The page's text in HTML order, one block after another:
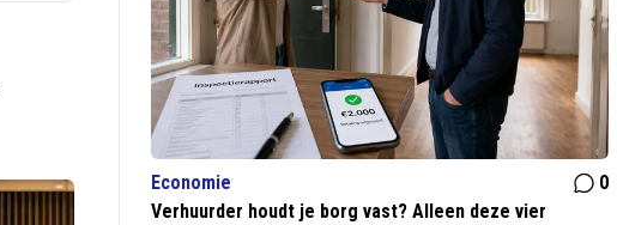
Economie
0
Verhuurder houdt je borg vast? Alleen deze vier